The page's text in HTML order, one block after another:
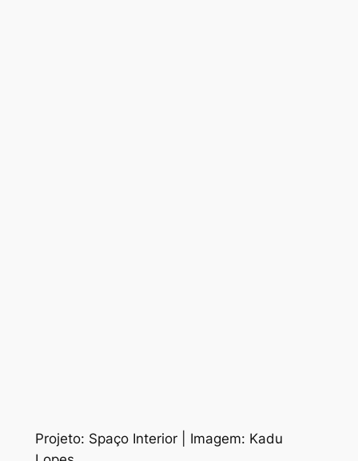
Projeto: Spaço Interior | Imagem: Kadu